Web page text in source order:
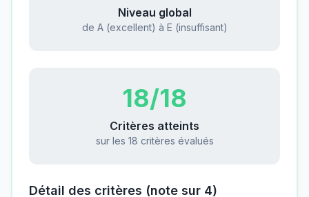
Niveau global
de A (excellent) à E (insuffisant)
18/18
Critères atteints
sur les 18 critères évalués
Détail des critères (note sur 4)